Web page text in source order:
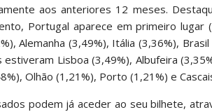
aos anteriores 12 meses.
Portugal aparece em primeiro lugar
Alemanha (3,49%), Itália (3,36%),
estiveram Lisboa (3,49%), Albufeira
Olhão (1,21%), Porto (1,21%) e
podem já aceder ao seu bilhete,